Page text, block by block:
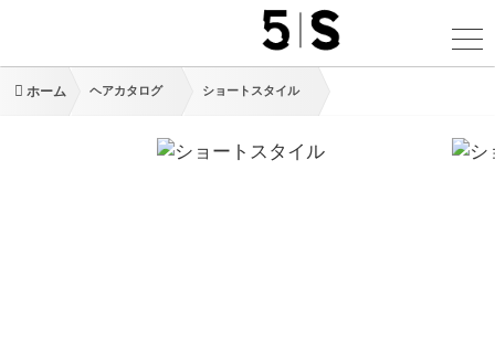
ホーム ヘアカタログ ショートスタイル